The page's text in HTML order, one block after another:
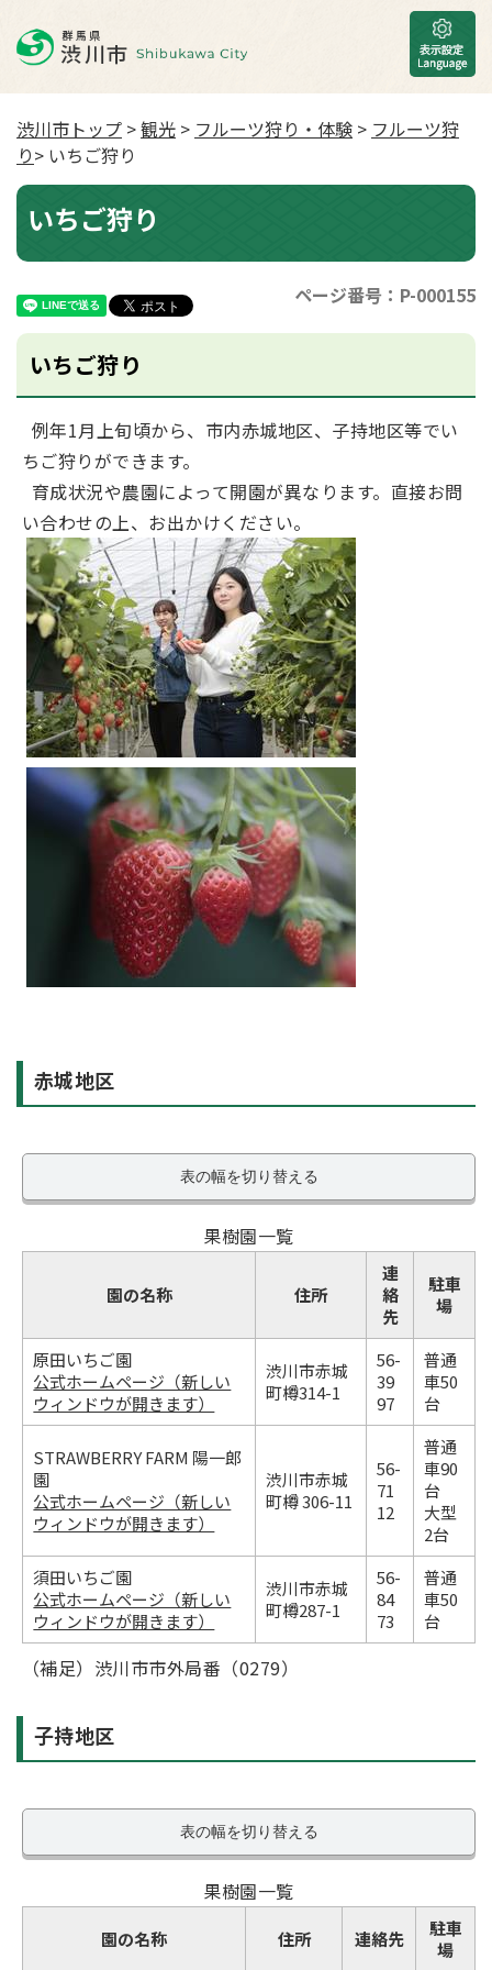
渋川市トップ >観光 > フルーツ狩り・体験 > フルーツ狩
り> いちご狩り
いちご狩り
ページ番号：P-000155
いちご狩り
例年1月上旬頃から、市内赤城地区、子持地区等でい
ちご狩りができます。
育成状況や農園によって開園が異なります。直接お問
い合わせの上、お出かけください。
赤城地区
表の幅を切り替える
果樹園一覧
園の名称 住所
連
絡
先
駐車
場
原田いちご園
公式ホームページ（新しい
ウィンドウが開きます）
渋川市赤城
町樽314-1
56-
39
97
普通
車50
台
STRAWBERRY FARM 陽一郎
園
公式ホームページ（新しい
ウィンドウが開きます）
渋川市赤城
町樽 306-11
56-
71
12
普通
車90
台
大型
2台
須田いちご園
公式ホームページ（新しい
ウィンドウが開きます）
渋川市赤城
町樽287-1
56-
84
73
普通
車50
台
（補足）渋川市市外局番（0279）
子持地区
表の幅を切り替える
果樹園一覧
園の名称 住所 連絡先
駐車
場